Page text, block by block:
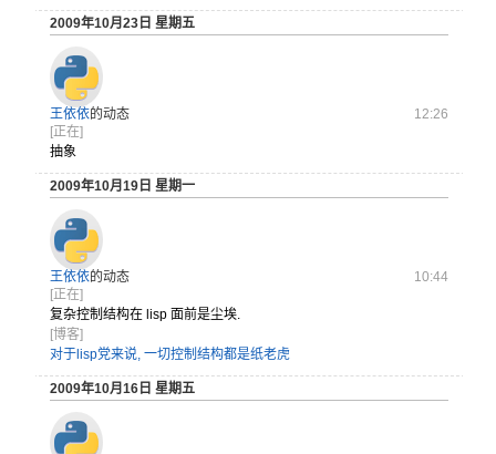
2009年10月23日 星期五
王依依的动态
12:26
[正在]
抽象
2009年10月19日 星期一
王依依的动态
10:44
[正在]
复杂控制结构在 lisp 面前是尘埃.
[博客]
对于lisp党来说, 一切控制结构都是纸老虎
2009年10月16日 星期五